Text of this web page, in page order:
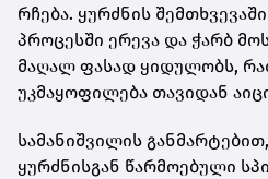
რჩება. ყურძნის
პროცესში ერევა და ჭარბ
მაღალ ფასად ყიდულობს,
უკმაყოფილება თავიდან
სამანიშვილის
ყურძნისგან წარმოებული